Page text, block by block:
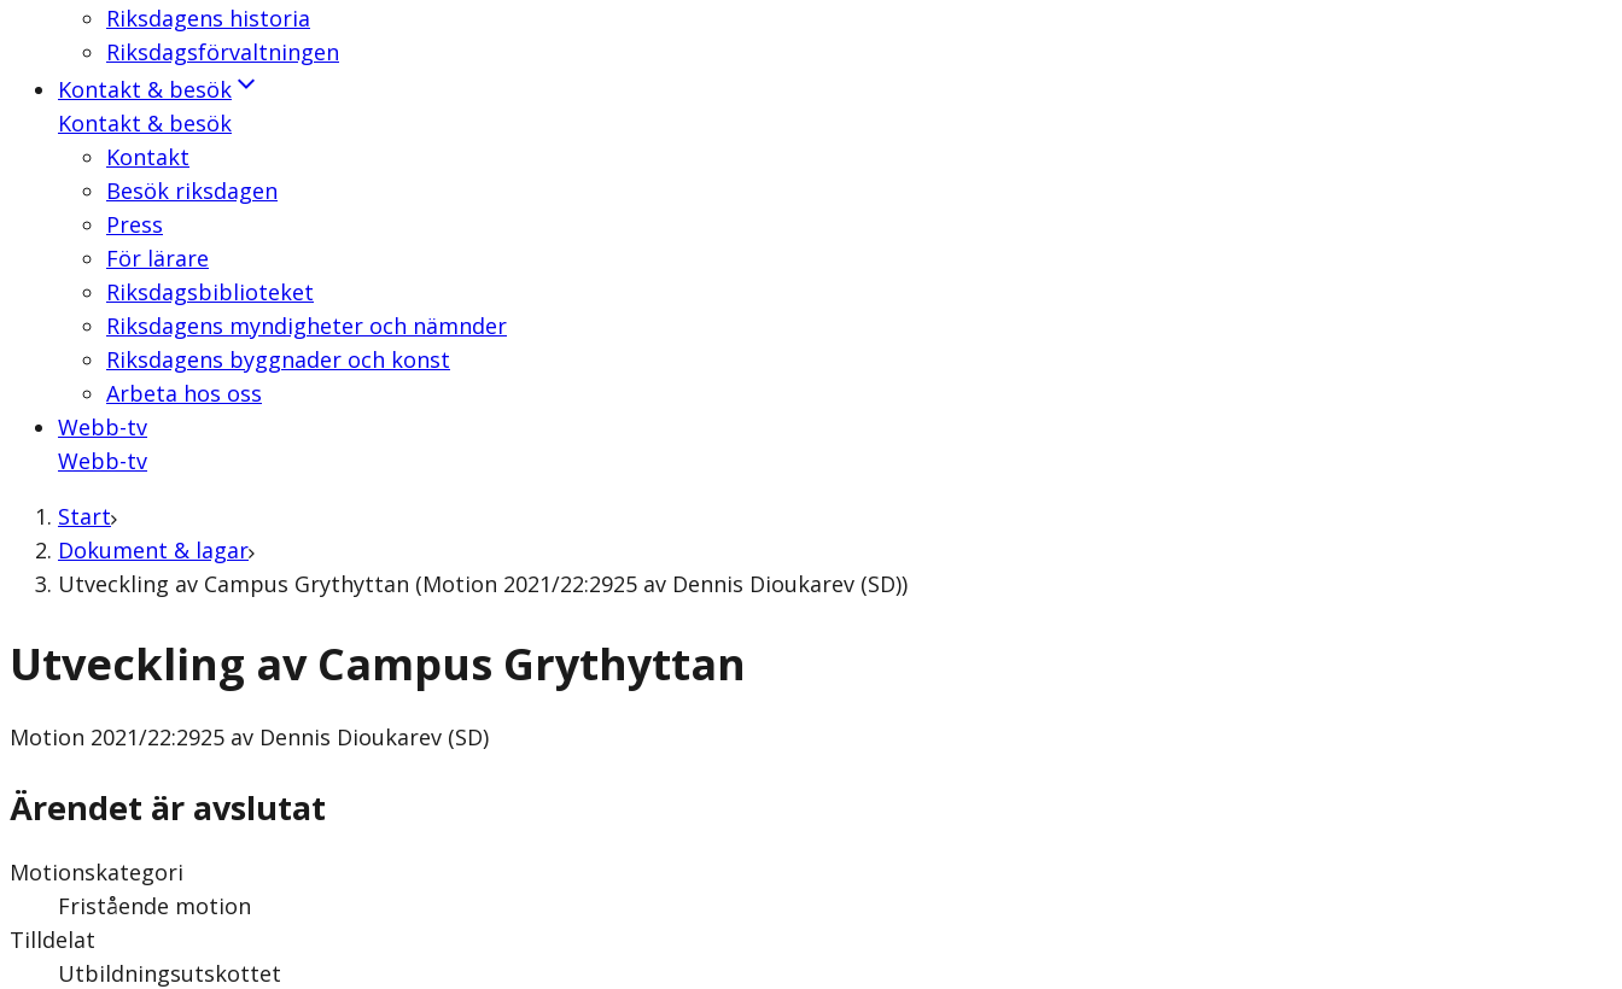
Riksdagens historia
Riksdagsförvaltningen
Kontakt & besök
Kontakt & besök
Kontakt
Besök riksdagen
Press
För lärare
Riksdagsbiblioteket
Riksdagens myndigheter och nämnder
Riksdagens byggnader och konst
Arbeta hos oss
Webb-tv
Webb-tv
Start
Dokument & lagar
Utveckling av Campus Grythyttan (Motion 2021/22:2925 av Dennis Dioukarev (SD))
Utveckling av Campus Grythyttan
Motion 2021/22:2925 av Dennis Dioukarev (SD)
Ärendet är avslutat
Motionskategori
Fristående motion
Tilldelat
Utbildningsutskottet